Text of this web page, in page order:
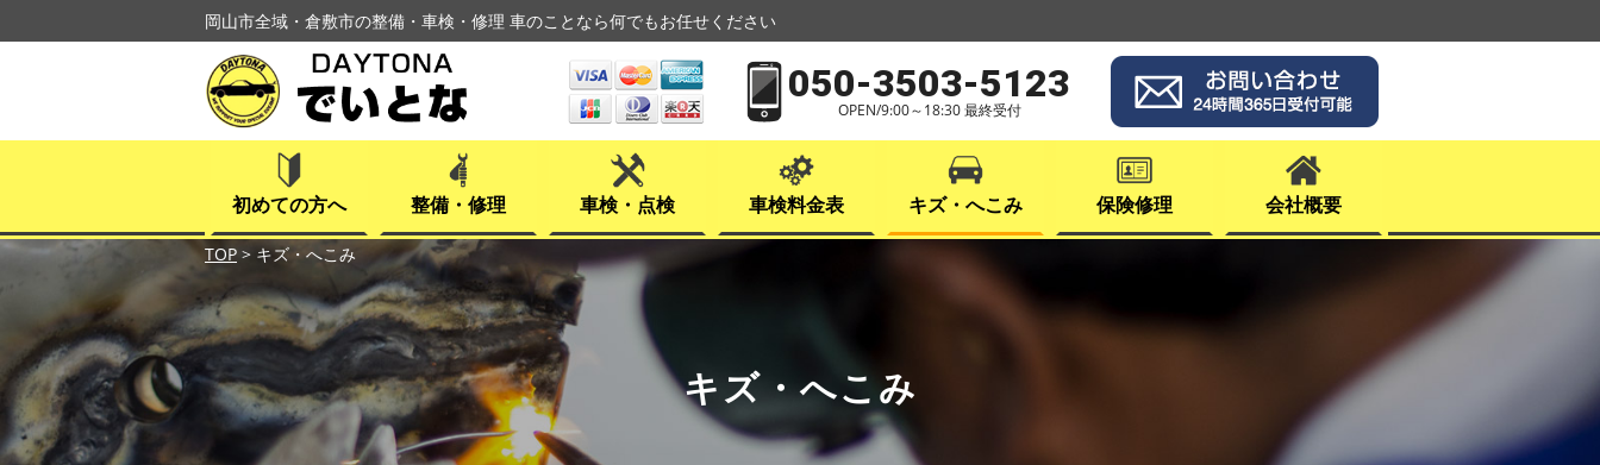
岡山市全域・倉敷市の整備・車検・修理 車のことなら何でもお任せください
050-3503-5123
OPEN/9:00～18:30 最終受付
初めての方へ 整備・修理 車検・点検 車検料金表 キズ・へこみ 保険修理 会社概要
TOP > キズ・へこみ
キズ・へこみ